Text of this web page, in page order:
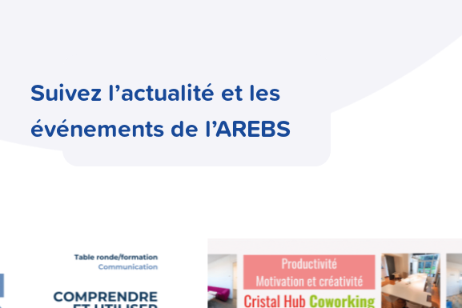
Suivez l’actualité et les
événements de l’AREBS